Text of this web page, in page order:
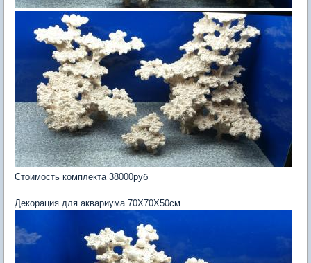
Стоимость комплекта 38000руб
Декорация для аквариума 70Х70Х50см